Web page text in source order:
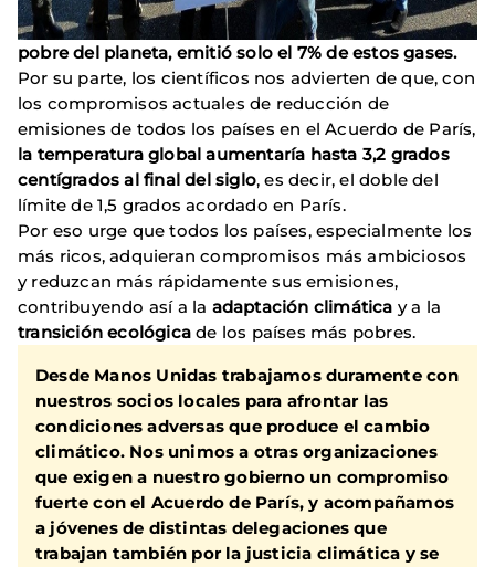
pobre del planeta, emitió solo el 7% de estos gases.
Por su parte, los científicos nos advierten de que, con
los compromisos actuales de reducción de
emisiones de todos los países en el Acuerdo de París,
la temperatura global aumentaría hasta 3,2 grados
centígrados al final del siglo, es decir, el doble del
límite de 1,5 grados acordado en París.
Por eso urge que todos los países, especialmente los
más ricos, adquieran compromisos más ambiciosos
y reduzcan más rápidamente sus emisiones,
contribuyendo así a la adaptación climática y a la
transición ecológica de los países más pobres.
Desde Manos Unidas trabajamos duramente con
nuestros socios locales para afrontar las
condiciones adversas que produce el cambio
climático. Nos unimos a otras organizaciones
que exigen a nuestro gobierno un compromiso
fuerte con el Acuerdo de París, y acompañamos
a jóvenes de distintas delegaciones que
trabajan también por la justicia climática y se